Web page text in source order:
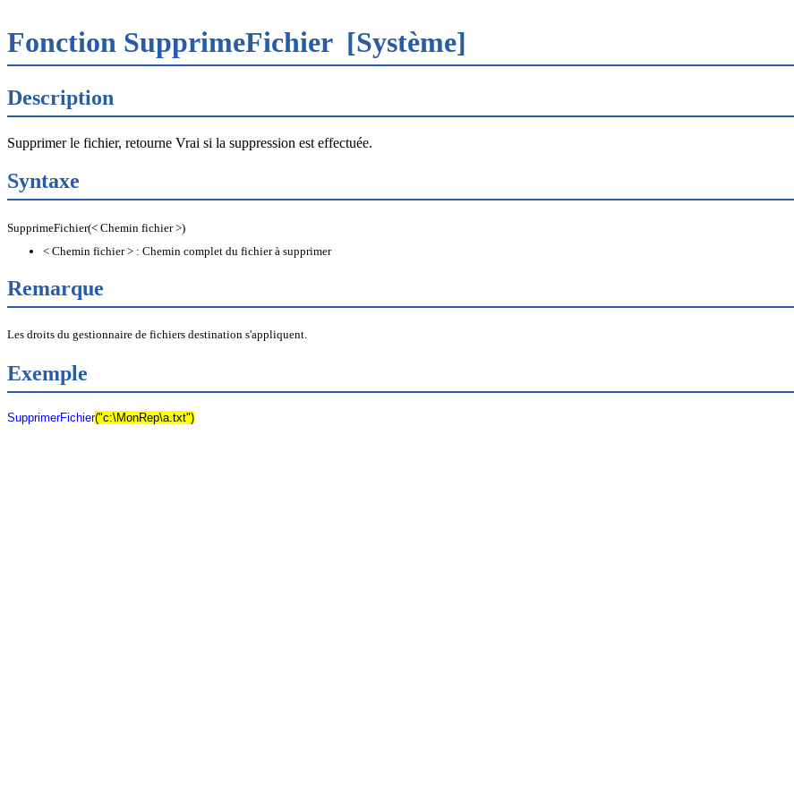
Fonction SupprimeFichier [Système]
Description
Supprimer le fichier, retourne Vrai si la suppression est effectuée.
Syntaxe
SupprimeFichier(< Chemin fichier >)
< Chemin fichier > : Chemin complet du fichier à supprimer
Remarque
Les droits du gestionnaire de fichiers destination s'appliquent.
Exemple
SupprimerFichier("c:\MonRep\a.txt")